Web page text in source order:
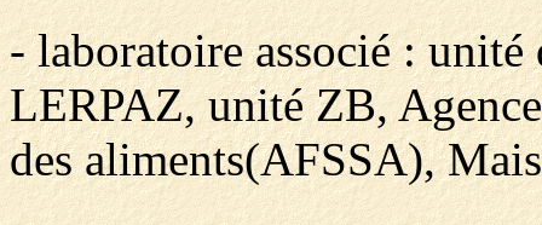
- laboratoire associé : unité
LERPAZ, unité ZB,
des aliments(AFSSA),